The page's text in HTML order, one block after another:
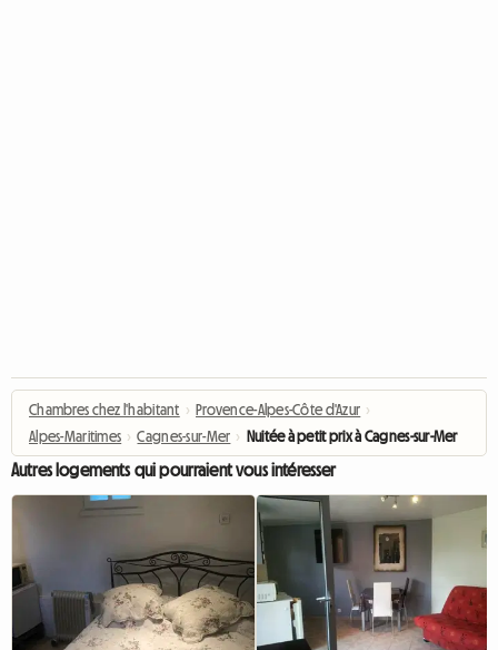
Chambres chez l'habitant › Provence-Alpes-Côte d'Azur ›
Alpes-Maritimes › Cagnes-sur-Mer › Nuitée à petit prix à Cagnes-sur-Mer
Autres logements qui pourraient vous intéresser